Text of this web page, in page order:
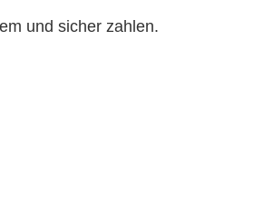
und sicher zahlen.